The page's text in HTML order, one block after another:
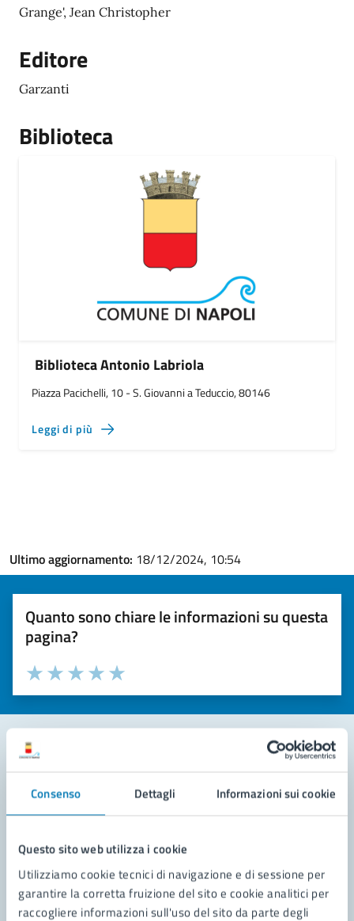
Consenso Dettagli Informazioni sui cookie
Questo sito web utilizza i cookie
Utilizziamo cookie tecnici di navigazione e di sessione per
garantire la corretta fruizione del sito e cookie analitici per
raccogliere informazioni sull'uso del sito da parte degli
Grange', Jean Christopher
Editore
Garzanti
Biblioteca
Biblioteca Antonio Labriola
Piazza Pacichelli, 10 - S. Giovanni a Teduccio, 80146
Leggi di più
Ultimo aggiornamento: 18/12/2024, 10:54
Quanto sono chiare le informazioni su questa
pagina?
Valuta la chiarezza delle informazioni (da 1 a 5 stelle)
Seleziona il numero di stelle per valutare la chiarezza delle
Valuta 5 stelle su 5
Valuta 4 stelle su 5
Valuta 3 stelle su 5
Valuta 2 stelle su 5
Valuta 1 stelle su 5
Leggi le domande frequenti
Richiedi assistenza
Prenota appuntamento